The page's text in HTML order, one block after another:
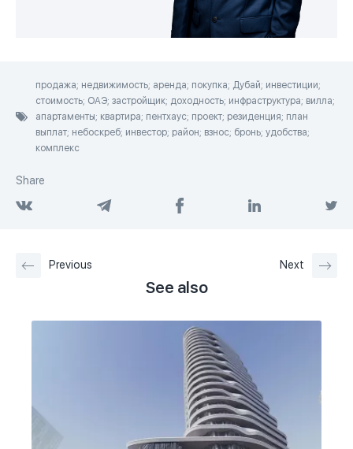
продажа; недвижимость; аренда; покупка; Дубай; инвестиции;
стоимость; ОАЭ; застройщик; доходность; инфраструктура; вилла;
апартаменты; квартира; пентхаус; проект; резиденция; план
выплат; небоскреб; инвестор; район; взнос; бронь; удобства;
комплекс
Share
Previous Next
See also